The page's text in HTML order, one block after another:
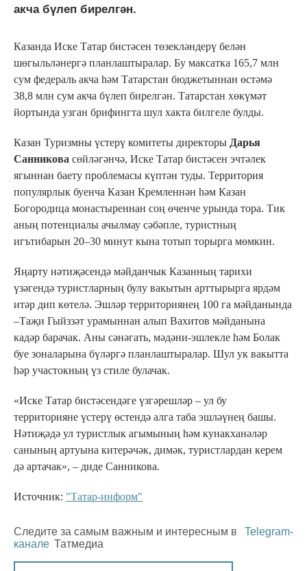
акча бүлеп бирелгән.
Казанда Иске Татар бистәсен төзекләндерү белән
шөгыльләнергә планлаштыралар. Бу максатка 165,7 млн
сум федераль акча һәм Татарстан бюджетыннан өстәмә
38,8 млн сум акча бүлеп бирелгән. Татарстан хөкүмәт
йортында узган брифингта шул хакта билгеле булды.
Казан Туризмны үстерү комитеты директоры Дарья
Санникова сөйләгәнчә, Иске Татар бистәсен эчтәлек
ягыннан баету проблемасы күптән туды. Территория
популярлык буенча Казан Кремленнән һәм Казан
Богородица монастыреннан соң өченче урында тора. Тик
аның потенциалы ачылмау сәбәпле, туристның
игътибарын 20–30 минут кына тотып торырга мөмкин.
Яңарту нәтиҗәсендә мәйданчык Казанның тарихи
үзәгендә туристларның булу вакытын арттырырга ярдәм
итәр дип көтелә. Эшләр территориянең 100 га мәйданында
–Таҗи Гыйззәт урамыннан алып Вахитов мәйданына
кадәр барачак. Аны сәнәгать, мәдәни-эшлекле һәм Болак
буе зоналарына бүләргә планлаштыралар. Шул ук вакытта
һәр участокның үз стиле булачак.
«Иске Татар бистәсендәге үзгәрешләр – ул бу
территорияне үстерү өстендә алга таба эшләүнең башы.
Нәтиҗәдә ул туристлык агымының һәм кунакханәләр
санының артуына китерәчәк, димәк, туристлардан керем
дә артачак», – диде Санникова.
Источник: "Татар-информ"
Следите за самым важным и интересным в
Telegram-
канале Татмедиа